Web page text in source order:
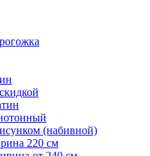
(набивной)
220 см